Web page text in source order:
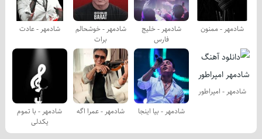
شادمهر - ممنون
شادمهر - خلیج
فارس
شادمهر - خوشحالم
برات
شادمهر - عادت
شادمهر - امپراطور
شادمهر - بیا اینجا
شادمهر - عمرا اگه
شادمهر - با تموم
یكدلی